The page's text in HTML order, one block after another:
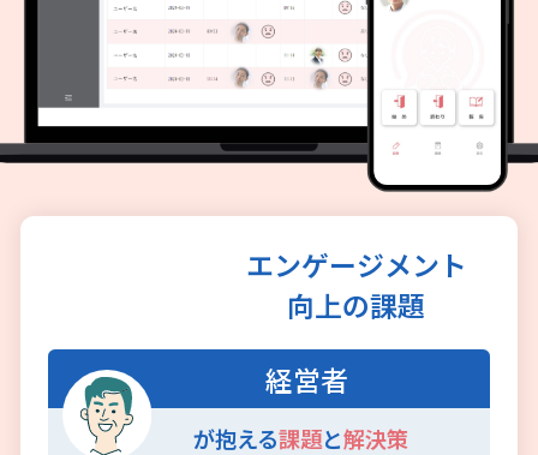
エンゲージメント
向上の課題
経営者
が抱える課題と解決策